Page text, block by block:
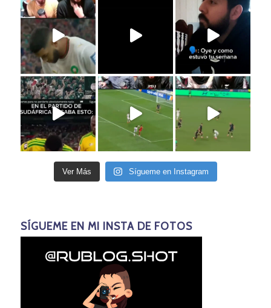
Ver Más Sígueme en Instagram
SÍGUEME EN MI INSTA DE FOTOS